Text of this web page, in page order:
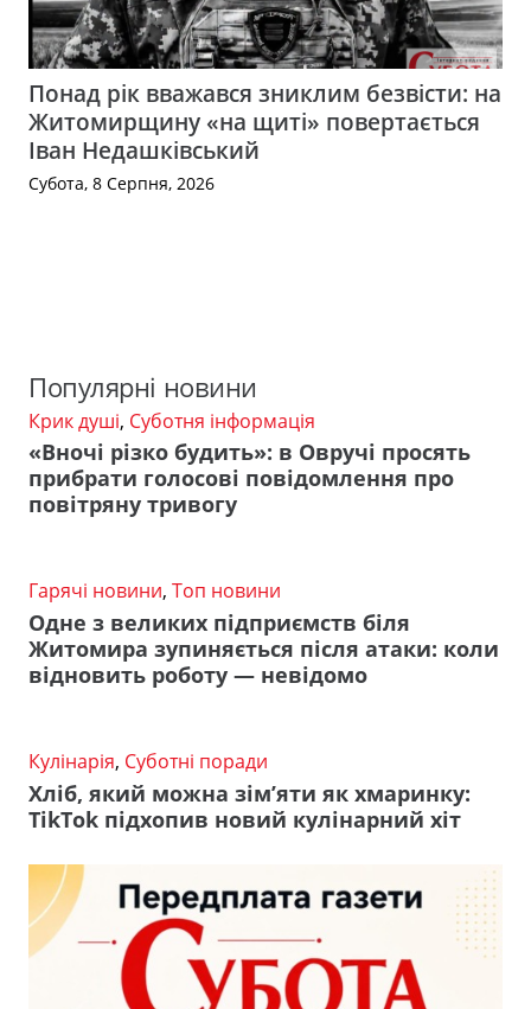
Понад рік вважався зниклим безвісти: на
Житомирщину «на щиті» повертається
Іван Недашківський
Субота, 8 Серпня, 2026
Популярні новини
Крик душі, Суботня інформація
«Вночі різко будить»: в Овручі просять
прибрати голосові повідомлення про
повітряну тривогу
Гарячі новини, Топ новини
Одне з великих підприємств біля
Житомира зупиняється після атаки: коли
відновить роботу — невідомо
Кулінарія, Суботні поради
Хліб, який можна зім’яти як хмаринку:
TikTok підхопив новий кулінарний хіт